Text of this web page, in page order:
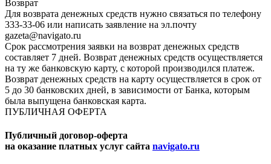
Возврат
Для возврата денежных средств нужно связаться по телефону
333-33-06 или написать заявление на эл.почту
gazeta@navigato.ru
Срок рассмотрения заявки на возврат денежных средств
составляет 7 дней. Возврат денежных средств осуществляется
на ту же банковскую карту, с которой производился платеж.
Возврат денежных средств на карту осуществляется в срок от
5 до 30 банковских дней, в зависимости от Банка, которым
была выпущена банковская карта.
ПУБЛИЧНАЯ ОФЕРТА
Публичный договор-оферта
на оказание платных услуг сайта navigato.ru